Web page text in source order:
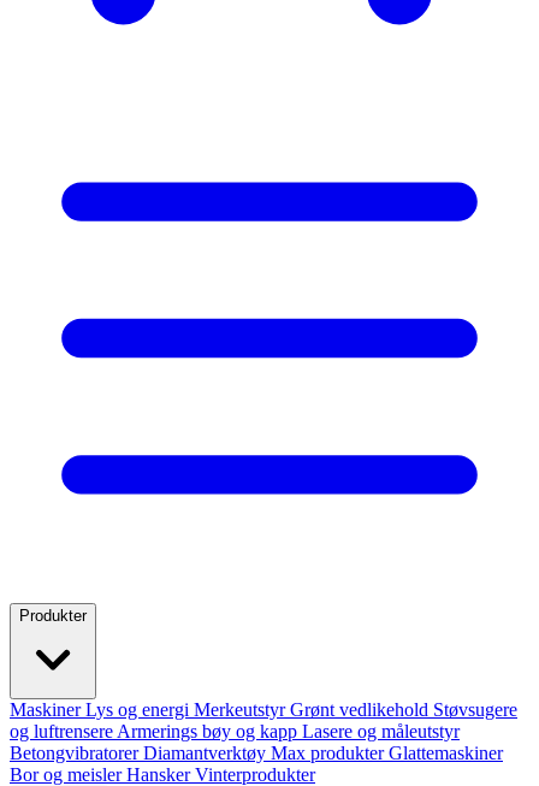
Produkter
MaskinerLys og energi MerkeutstyrGrønt vedlikehold Støvsugere
og luftrensere Armerings bøy og kapp Lasere og måleutstyr
BetongvibratorerDiamantverktøy Max produkterGlattemaskiner
Bor og meislerHanskerVinterprodukter